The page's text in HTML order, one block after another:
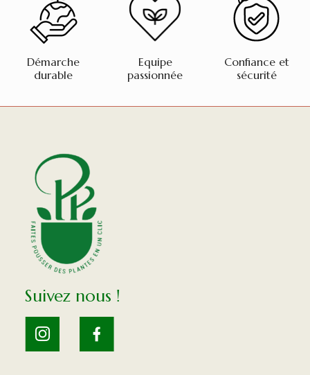
Démarche
durable
Equipe
passionnée
Confiance et
sécurité
Suivez nous !